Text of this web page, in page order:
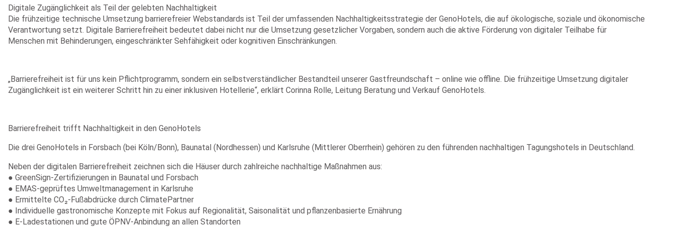
Digitale Zugänglichkeit als Teil der gelebten Nachhaltigkeit
Die frühzeitige technische Umsetzung barrierefreier Webstandards ist Teil der umfassenden Nachhaltigkeitsstrategie der GenoHotels, die auf ökologische, soziale und ökonomische
Verantwortung setzt. Digitale Barrierefreiheit bedeutet dabei nicht nur die Umsetzung gesetzlicher Vorgaben, sondern auch die aktive Förderung von digitaler Teilhabe für
Menschen mit Behinderungen, eingeschränkter Sehfähigkeit oder kognitiven Einschränkungen.
„Barrierefreiheit ist für uns kein Pflichtprogramm, sondern ein selbstverständlicher Bestandteil unserer Gastfreundschaft – online wie offline. Die frühzeitige Umsetzung digitaler
Zugänglichkeit ist ein weiterer Schritt hin zu einer inklusiven Hotellerie“, erklärt Corinna Rolle, Leitung Beratung und Verkauf GenoHotels.
Barrierefreiheit trifft Nachhaltigkeit in den GenoHotels
Die drei GenoHotels in Forsbach (bei Köln/Bonn), Baunatal (Nordhessen) und Karlsruhe (Mittlerer Oberrhein) gehören zu den führenden nachhaltigen Tagungshotels in Deutschland.
Neben der digitalen Barrierefreiheit zeichnen sich die Häuser durch zahlreiche nachhaltige Maßnahmen aus:
● GreenSign-Zertifizierungen in Baunatal und Forsbach
● EMAS-geprüftes Umweltmanagement in Karlsruhe
● Ermittelte CO₂-Fußabdrücke durch ClimatePartner
● Individuelle gastronomische Konzepte mit Fokus auf Regionalität, Saisonalität und pflanzenbasierte Ernährung
● E-Ladestationen und gute ÖPNV-Anbindung an allen Standorten